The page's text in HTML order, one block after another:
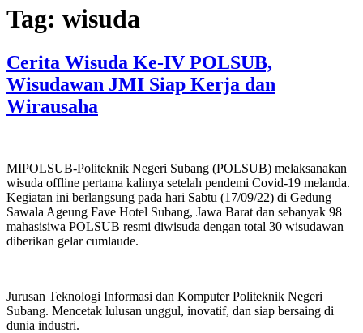
Tag: wisuda
Cerita Wisuda Ke-IV POLSUB,
Wisudawan JMI Siap Kerja dan
Wirausaha
MIPOLSUB-Politeknik Negeri Subang (POLSUB) melaksanakan
wisuda offline pertama kalinya setelah pendemi Covid-19 melanda.
Kegiatan ini berlangsung pada hari Sabtu (17/09/22) di Gedung
Sawala Ageung Fave Hotel Subang, Jawa Barat dan sebanyak 98
mahasisiwa POLSUB resmi diwisuda dengan total 30 wisudawan
diberikan gelar cumlaude.
Jurusan Teknologi Informasi dan Komputer Politeknik Negeri
Subang. Mencetak lulusan unggul, inovatif, dan siap bersaing di
dunia industri.